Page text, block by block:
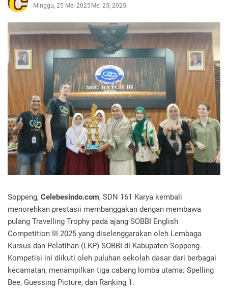
Minggu, 25 Mei 2025 Mei 25, 2025
Soppeng, Celebesindo.com, SDN 161 Karya kembali
menorehkan prestasii membanggakan dengan membawa
pulang Travelling Trophy pada ajang SOBBI English
Competition III 2025 yang diselenggarakan oleh Lembaga
Kursus dan Pelatihan (LKP) SOBBI di Kabupaten Soppeng.
Kompetisi ini diikuti oleh puluhan sekolah dasar dari berbagai
kecamatan, menampilkan tiga cabang lomba utama: Spelling
Bee, Guessing Picture, dan Ranking 1.